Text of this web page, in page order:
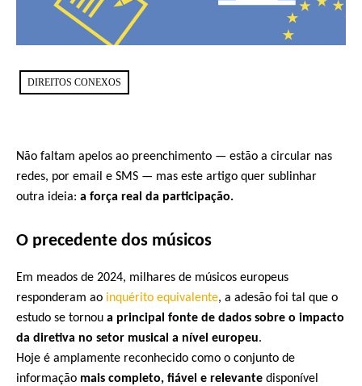
DIREITOS CONEXOS
Não faltam apelos ao preenchimento — estão a circular nas
redes, por email e SMS — mas este artigo quer sublinhar
outra ideia: a força real da participação.
O precedente dos músicos
Em meados de 2024, milhares de músicos europeus
responderam ao inquérito equivalente, a adesão foi tal que o
estudo se tornou a principal fonte de dados sobre o impacto
da diretiva no setor musical a nível europeu.
Hoje é amplamente reconhecido como o conjunto de
informação mais completo, fiável e relevante disponível